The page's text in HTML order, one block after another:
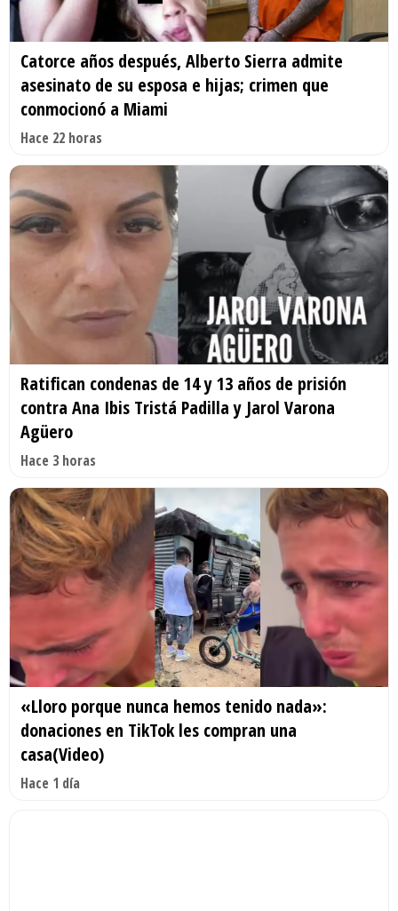
Catorce años después, Alberto Sierra admite
asesinato de su esposa e hijas; crimen que
conmocionó a Miami
Hace 22 horas
Ratifican condenas de 14 y 13 años de prisión
contra Ana Ibis Tristá Padilla y Jarol Varona
Agüero
Hace 3 horas
«Lloro porque nunca hemos tenido nada»:
donaciones en TikTok les compran una
casa(Video)
Hace 1 día